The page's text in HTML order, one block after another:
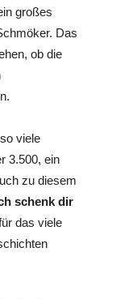
großes
Das
ob die
viele
3.500, ein
zu diesem
schenk dir
das viele